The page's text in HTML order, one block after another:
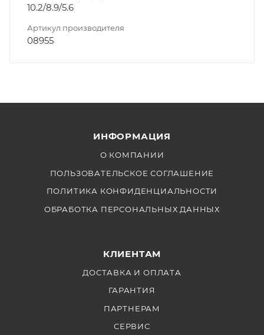
10.2/8.9/5.6
Артикул производителя
08955
ИНФОРМАЦИЯ
О КОМПАНИИ
ПОЛЬЗОВАТЕЛЬСКОЕ СОГЛАШЕНИЕ
ПОЛИТИКА КОНФИДЕНЦИАЛЬНОСТИ
ОБРАБОТКА ПЕРСОНАЛЬНЫХ ДАННЫХ
КЛИЕНТАМ
ДОСТАВКА И ОПЛАТА
ГАРАНТИЯ
ПАРТНЕРАМ
СЕРВИС